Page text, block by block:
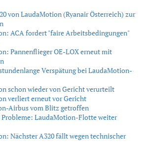
von LaudaMotion (Ryanair Österreich) zur
ACA fordert "faire Arbeitsbedingungen"
Pannenflieger OE-LOX erneut mit
Verspätung bei LaudaMotion-
schon wieder von Gericht verurteilt
verliert erneut vor Gericht
Airbus vom Blitz getroffen
Probleme: LaudaMotion-Flotte weiter
Nächster A320 fällt wegen technischer